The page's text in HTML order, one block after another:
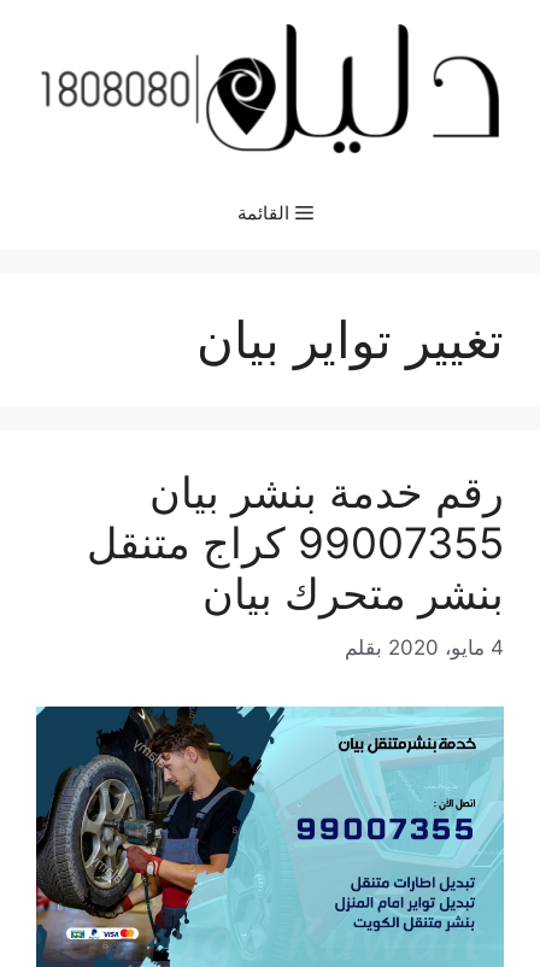
المحتوى
القائمة
تغيير تواير بيان
رقم خدمة بنشر بيان
99007355 كراج متنقل
بنشر متحرك بيان
4 مايو، 2020 بقلم